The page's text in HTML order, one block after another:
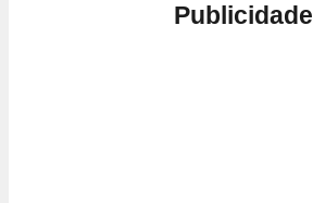
Publicidade